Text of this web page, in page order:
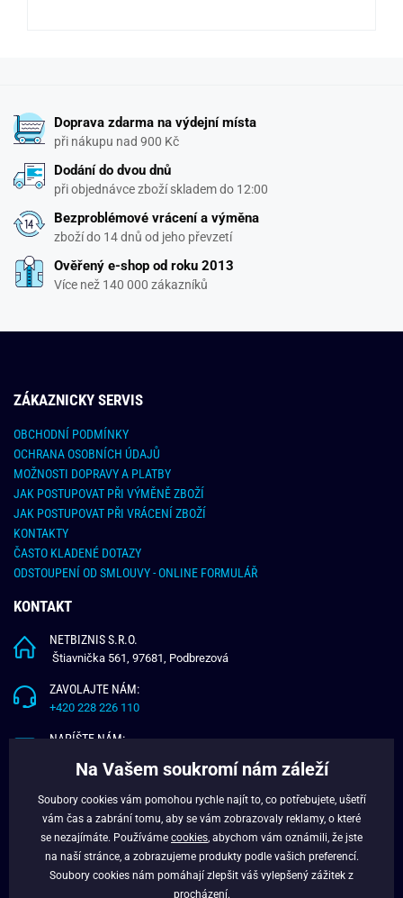
Doprava zdarma na výdejní místa
při nákupu nad 900 Kč
Dodání do dvou dnů
při objednávce zboží skladem do 12:00
Bezproblémové vrácení a výměna
zboží do 14 dnů od jeho převzetí
Ověřený e-shop od roku 2013
Více než 140 000 zákazníků
ZÁKAZNICKY SERVIS
OBCHODNÍ PODMÍNKY
OCHRANA OSOBNÍCH ÚDAJŮ
MOŽNOSTI DOPRAVY A PLATBY
JAK POSTUPOVAT PŘI VÝMĚNĚ ZBOŽÍ
JAK POSTUPOVAT PŘI VRÁCENÍ ZBOŽÍ
KONTAKTY
ČASTO KLADENÉ DOTAZY
ODSTOUPENÍ OD SMLOUVY - ONLINE FORMULÁŘ
KONTAKT
NETBIZNIS S.R.O.
Štiavnička 561, 97681, Podbrezová
ZAVOLAJTE NÁM:
+420 228 226 110
NAPÍŠTE NÁM:
O NÁS
VĚRNOSTNÍ PROGRAM
Na Vašem soukromí nám záleží
Soubory cookies vám pomohou rychle najít to, co potřebujete, ušetří
vám čas a zabrání tomu, aby se vám zobrazovaly reklamy, o které
se nezajímáte. Používáme cookies , abychom vám oznámili, že jste
na naší stránce, a zobrazujeme produkty podle vašich preferencí.
Soubory cookies nám pomáhají zlepšit váš vylepšený zážitek z
procházení.